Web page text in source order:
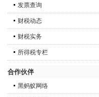
发票查询
财税动态
财税实务
所得税专栏
合作伙伴
黑蚂蚁网络